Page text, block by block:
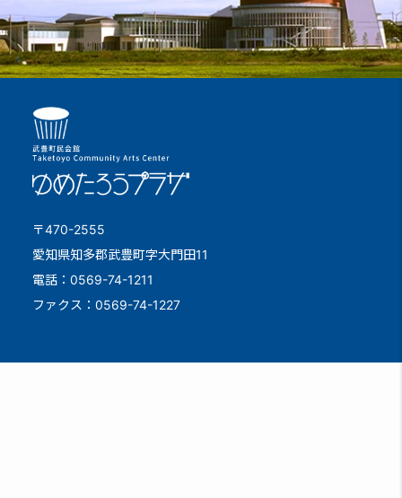
〒470-2555
愛知県知多郡武豊町字大門田11
電話：0569-74-1211
ファクス：0569-74-1227